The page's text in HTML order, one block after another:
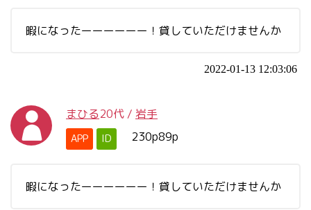
暇になったーーーーーー！貸していただけませんか
2022-01-13 12:03:06
まひる20代 / 岩手
APP ID 230p89p
暇になったーーーーーー！貸していただけませんか